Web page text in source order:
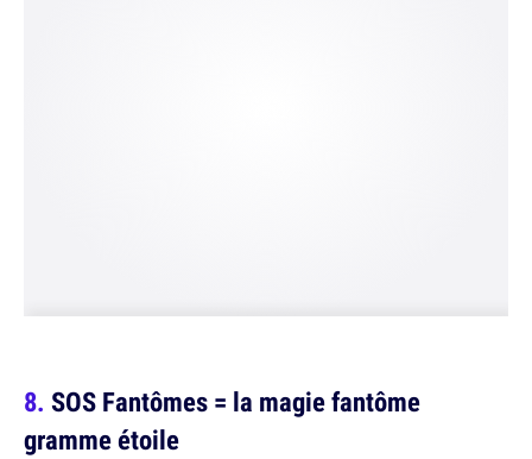
SOS Fantômes = la magie fantôme
gramme étoile